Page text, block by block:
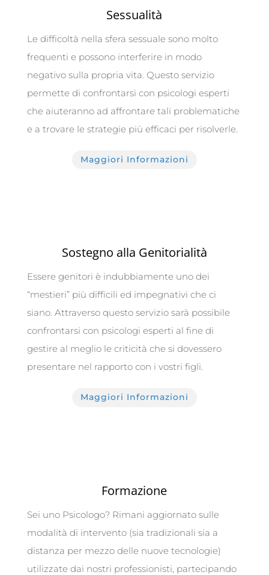
Sessualità
Le difficoltà nella sfera sessuale sono molto
frequenti e possono interferire in modo
negativo sulla propria vita. Questo servizio
permette di confrontarsi con psicologi esperti
che aiuteranno ad affrontare tali problematiche
e a trovare le strategie più efficaci per risolverle.
Maggiori Informazioni
Sostegno alla Genitorialità
Essere genitori è indubbiamente uno dei
“mestieri” più difficili ed impegnativi che ci
siano. Attraverso questo servizio sarà possibile
confrontarsi con psicologi esperti al fine di
gestire al meglio le criticità che si dovessero
presentare nel rapporto con i vostri figli.
Maggiori Informazioni
Formazione
Sei uno Psicologo? Rimani aggiornato sulle
modalità di intervento (sia tradizionali sia a
distanza per mezzo delle nuove tecnologie)
utilizzate dai nostri professionisti, partecipando